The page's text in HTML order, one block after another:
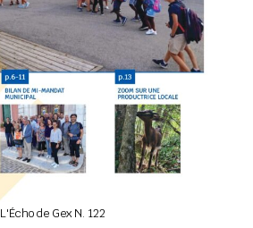
L'Écho de Gex N. 122